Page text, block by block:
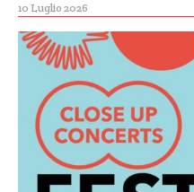
10 Luglio 2026